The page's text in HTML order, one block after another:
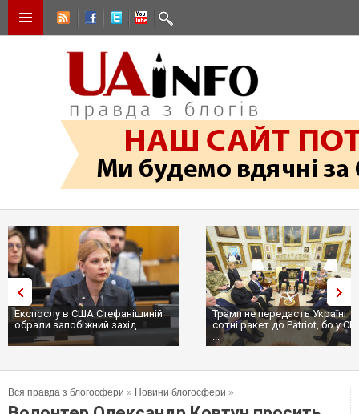
Експослу в США Стефанішиній
обрали запобіжний захід
Трамп не передасть Україні
сотні ракет до Patriot, бо у
...
Вся правда з блогосфери » Новини блогосфери »